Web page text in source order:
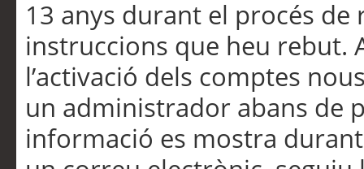
13 anys durant el procés de
instruccions que heu rebut.
l’activació dels comptes
un administrador abans de
informació es mostra